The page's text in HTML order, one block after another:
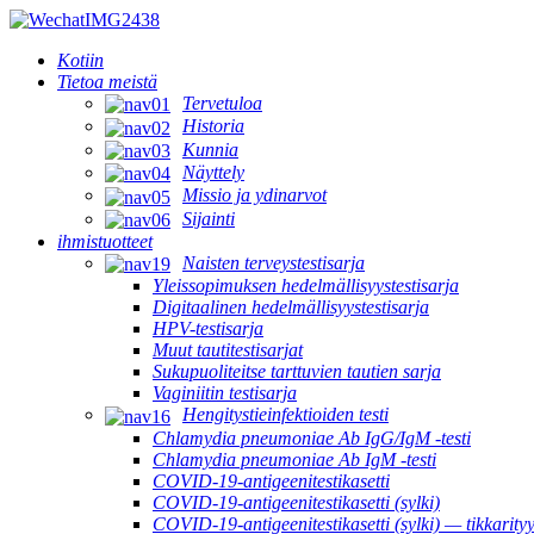
Kotiin
Tietoa meistä
Tervetuloa
Historia
Kunnia
Näyttely
Missio ja ydinarvot
Sijainti
ihmistuotteet
Naisten terveystestisarja
Yleissopimuksen hedelmällisyystestisarja
Digitaalinen hedelmällisyystestisarja
HPV-testisarja
Muut tautitestisarjat
Sukupuoliteitse tarttuvien tautien sarja
Vaginiitin testisarja
Hengitystieinfektioiden testi
Chlamydia pneumoniae Ab IgG/IgM -testi
Chlamydia pneumoniae Ab IgM -testi
COVID-19-antigeenitestikasetti
COVID-19-antigeenitestikasetti (sylki)
COVID-19-antigeenitestikasetti (sylki) —